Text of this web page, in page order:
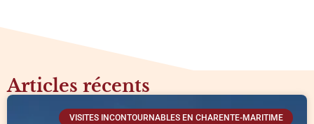
Articles récents
VISITES INCONTOURNABLES EN CHARENTE-MARITIME